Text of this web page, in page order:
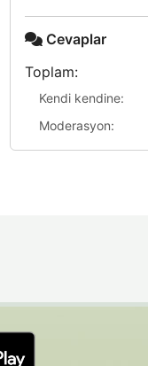
Cevaplar
Toplam:
Kendi kendine:
Moderasyon: